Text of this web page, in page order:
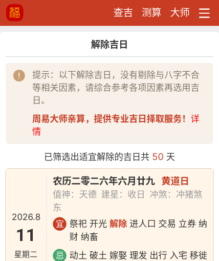
查吉 测算 大师
解除吉日
提示：以下解除吉日，没有剔除与八字不合
等相关因素，请综合参考各项因素再选用吉
日。
周易大师亲算，提供专业吉日择取服务！ 详
情
已筛选出适宜解除的吉日共 50 天
2026.8
11
星期二
农历二零二六年六月廿九 黄道日
值神：天德 建星：收日
冲煞：冲猪煞
东
宜 祭祀 开光解除 进人口 交易 立券 纳
财 纳畜
忌
动土 破土 嫁娶 理发 出行 入宅 移徙